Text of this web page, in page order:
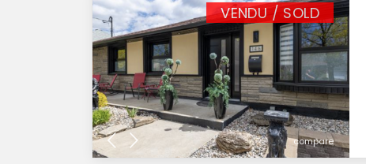
compare
VENDU / SOLD